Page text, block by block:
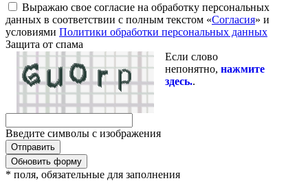
Выражаю свое согласие на обработку персональных
данных в соответствии с полным текстом «Согласия» и
условиями Политики обработки персональных данных
Защита от спама
Если слово
непонятно, нажмите
здесь..
Введите символы с изображения
Обновить форму
* поля, обязательные для заполнения